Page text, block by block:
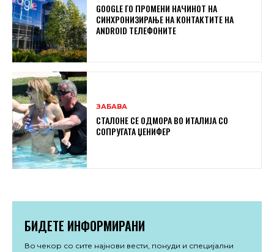
GOOGLE ГО ПРОМЕНИ НАЧИНОТ НА
СИНХРОНИЗИРАЊЕ НА КОНТАКТИТЕ НА
ANDROID ТЕЛЕФОНИТЕ
ЗАБАВА
СТАЛОНЕ СЕ ОДМОРА ВО ИТАЛИЈА СО
СОПРУГАТА ЏЕНИФЕР
БИДЕТЕ ИНФОРМИРАНИ
Во чекор со сите најнови вести, понуди и специјални